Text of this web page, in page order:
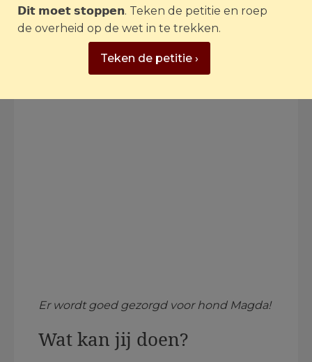
Er wordt goed gezorgd voor hond Magda!
Wat kan jij doen?
𝗗𝗶𝘁 𝗺𝗼𝗲𝘁 𝘀𝘁𝗼𝗽𝗽𝗲𝗻. Teken de petitie en roep
de overheid op de wet in te trekken.
Teken de petitie ›